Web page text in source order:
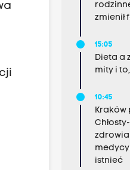
zmienił
15:05
Dieta a
mity i
10:45
Kraków
zdrowia
istnieć